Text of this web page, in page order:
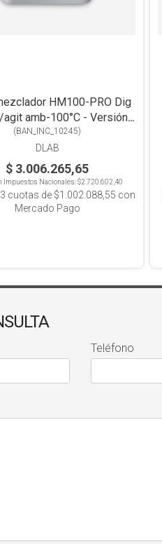
HM100-PRO Dig
amb-100°C - Versión
touch
(BAN_INC_10245)
DLAB
$ 3.006.265,65
Impuestos Nacionales:$2.720.602,40
3 cuotas de $1.002.088,55 con
Mercado Pago
Teléfono